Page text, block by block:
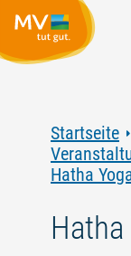
Startseite
Hatha